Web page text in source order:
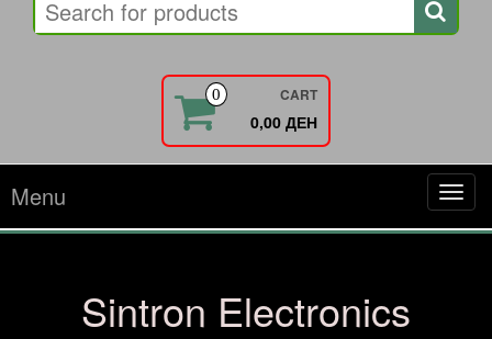
0 CART
0,00 ДЕН
Menu
Sintron Electronics